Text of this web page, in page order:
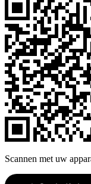
Scannen met uw